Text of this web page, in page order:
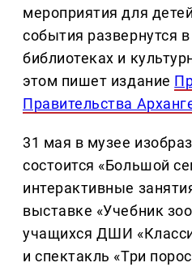
мероприятия для
события развернутся
библиотеках и
этом пишет издание
Правительства
31 мая в музее
состоится «Большой
интерактивные
выставке «Учебник
учащихся ДШИ
и спектакль «Три